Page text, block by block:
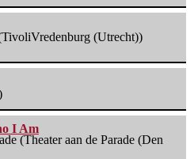
(Utrecht))
I Am
(Theater aan de Parade (Den